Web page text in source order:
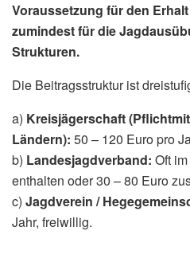
Voraussetzung für den
zumindest für die
Strukturen.
Die Beitragsstruktur ist
a) Kreisjägerschaft
Ländern): 50 – 120 Euro pro
b) Landesjagdverband: Oft
enthalten oder 30 – 80 Euro
c) Jagdverein /
Jahr, freiwillig.